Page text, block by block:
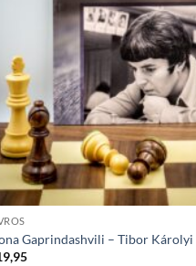
Gaprindashvili – Tibor Károlyi